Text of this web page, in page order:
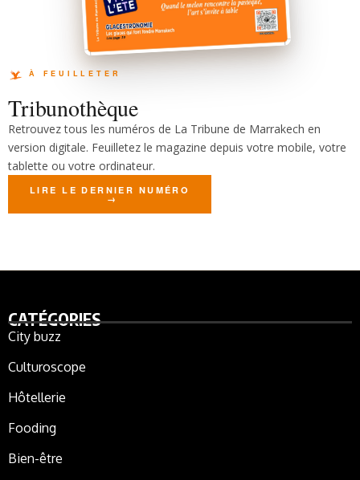
Tribunothèque
Retrouvez tous les numéros de La Tribune de Marrakech en
version digitale. Feuilletez le magazine depuis votre mobile, votre
tablette ou votre ordinateur.
LIRE LE DERNIER NUMÉRO
CATÉGORIES
City buzz
Culturoscope
Hôtellerie
Fooding
Bien-être